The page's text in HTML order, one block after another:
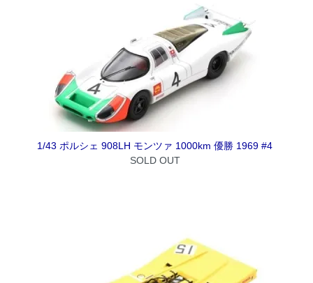
1/43 ポルシェ 908LH モンツァ 1000km 優勝 1969 #4
SOLD OUT